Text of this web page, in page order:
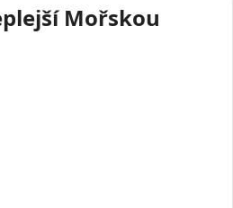
Mořskou